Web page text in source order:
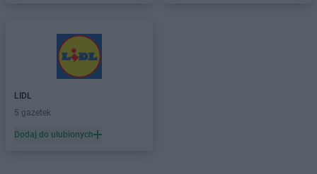
LIDL
5 gazetek
Dodaj do ulubionych